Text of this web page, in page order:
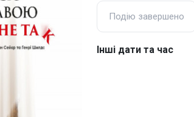
Подію завершено
Інші дати та час